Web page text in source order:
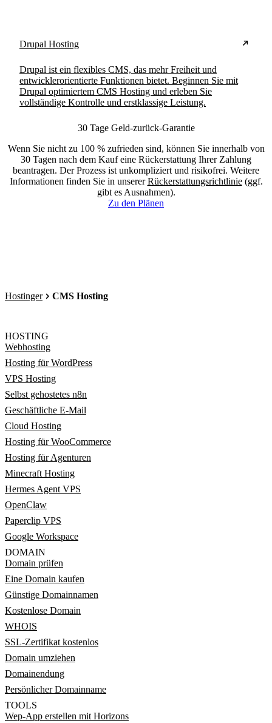
Drupal Hosting
Drupal ist ein flexibles CMS, das mehr Freiheit und
entwicklerorientierte Funktionen bietet. Beginnen Sie mit
Drupal optimiertem CMS Hosting und erleben Sie
vollständige Kontrolle und erstklassige Leistung.
30 Tage Geld-zurück-Garantie
Wenn Sie nicht zu 100 % zufrieden sind, können Sie innerhalb von
30 Tagen nach dem Kauf eine Rückerstattung Ihrer Zahlung
beantragen. Der Prozess ist unkompliziert und risikofrei. Weitere
Informationen finden Sie in unsererRückerstattungsrichtlinie(ggf.
gibt es Ausnahmen).
Zu den Plänen
Hostinger CMS Hosting
HOSTING
Webhosting
Hosting für WordPress
VPS Hosting
Selbst gehostetes n8n
Geschäftliche E-Mail
Cloud Hosting
Hosting für WooCommerce
Hosting für Agenturen
Minecraft Hosting
Hermes Agent VPS
OpenClaw
Paperclip VPS
Google Workspace
DOMAIN
Domain prüfen
Eine Domain kaufen
Günstige Domainnamen
Kostenlose Domain
WHOIS
SSL-Zertifikat kostenlos
Domain umziehen
Domainendung
Persönlicher Domainname
TOOLS
Wep-App erstellen mit Horizons